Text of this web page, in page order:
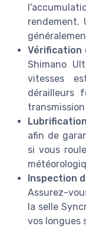
rendement.
Vérification
Shimano
vitesses
dérailleurs
afin de
si vous
Inspection
Assurez-
la selle
vos longues